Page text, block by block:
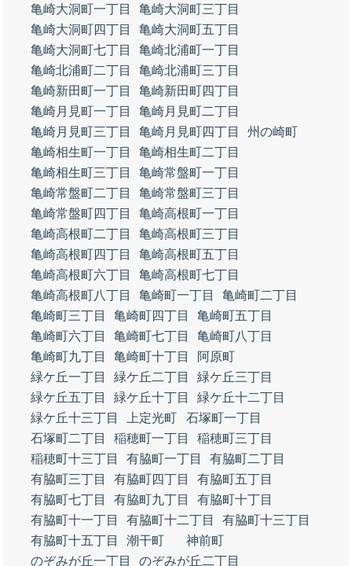
亀崎大洞町一丁目
亀崎大洞町三丁目
亀崎大洞町四丁目
亀崎大洞町五丁目
亀崎大洞町七丁目
亀崎北浦町一丁目
亀崎北浦町二丁目
亀崎北浦町三丁目
亀崎新田町一丁目
亀崎新田町四丁目
亀崎月見町一丁目
亀崎月見町二丁目
亀崎月見町三丁目
亀崎月見町四丁目
州の崎町
亀崎相生町一丁目
亀崎相生町二丁目
亀崎相生町三丁目
亀崎常盤町一丁目
亀崎常盤町二丁目
亀崎常盤町三丁目
亀崎常盤町四丁目
亀崎高根町一丁目
亀崎高根町二丁目
亀崎高根町三丁目
亀崎高根町四丁目
亀崎高根町五丁目
亀崎高根町六丁目
亀崎高根町七丁目
亀崎高根町八丁目
亀崎町一丁目
亀崎町二丁目
亀崎町三丁目
亀崎町四丁目
亀崎町五丁目
亀崎町六丁目
亀崎町七丁目
亀崎町八丁目
亀崎町九丁目
亀崎町十丁目
阿原町
緑ケ丘一丁目
緑ケ丘二丁目
緑ケ丘三丁目
緑ケ丘五丁目
緑ケ丘十丁目
緑ケ丘十二丁目
緑ケ丘十三丁目
上定光町
石塚町一丁目
石塚町二丁目
稲穂町一丁目
稲穂町三丁目
稲穂町十三丁目
有脇町一丁目
有脇町二丁目
有脇町三丁目
有脇町四丁目
有脇町五丁目
有脇町七丁目
有脇町九丁目
有脇町十丁目
有脇町十一丁目
有脇町十二丁目
有脇町十三丁目
有脇町十五丁目
潮干町
神前町
のぞみが丘一丁目
のぞみが丘二丁目